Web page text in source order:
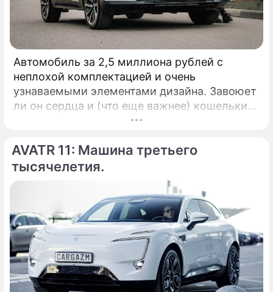
Автомобиль за 2,5 миллиона рублей с
неплохой комплектацией и очень
узнаваемыми элементами дизайна. Завоюет
ли он сердца и (что еще важнее) кошельки
российских автолюбителей? Давайте
автомобиля, выпускаемого китайским
концерном FAW, заслуживает высших
оценок в своем бюджете.
AVATR 11: Машина третьего
тысячелетия.